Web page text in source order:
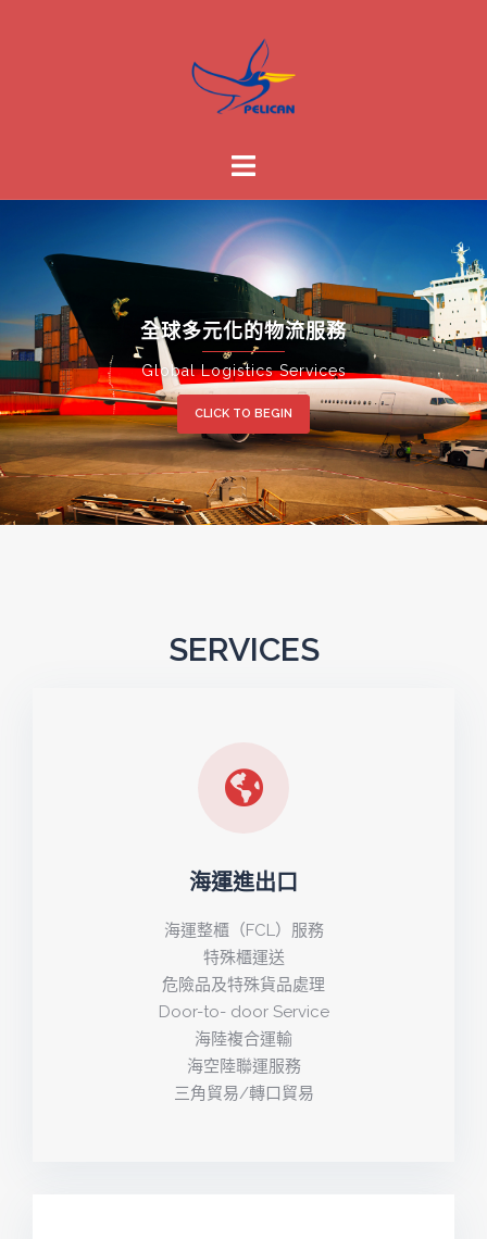
全球多元化的物流服務
Global Logistics Services
CLICK TO BEGIN
SERVICES
海運進出口
海運整櫃（FCL）服務
特殊櫃運送
危險品及特殊貨品處理
Door-to- door Service
海陸複合運輸
海空陸聯運服務
三角貿易/轉口貿易